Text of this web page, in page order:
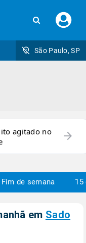
seu
São Paulo, SP
agitado no
arrow_forward
Fim de semana 15
em Sado